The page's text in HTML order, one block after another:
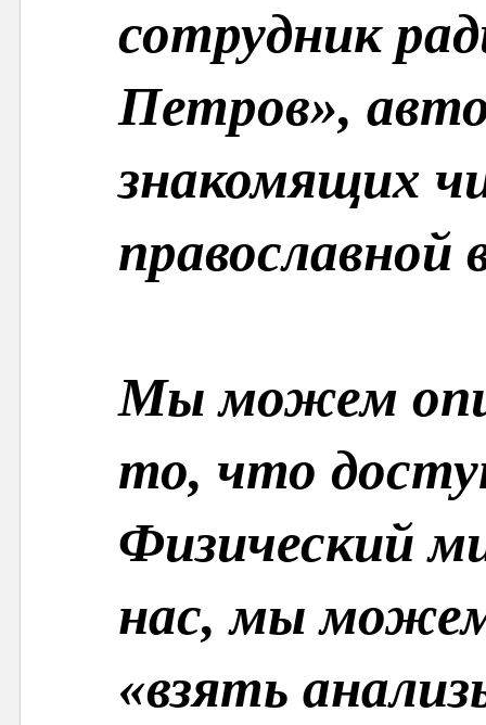
сотрудник
Петров»,
знакомящих
православной
Мы можем
то, что
Физический
нас, мы
«взять